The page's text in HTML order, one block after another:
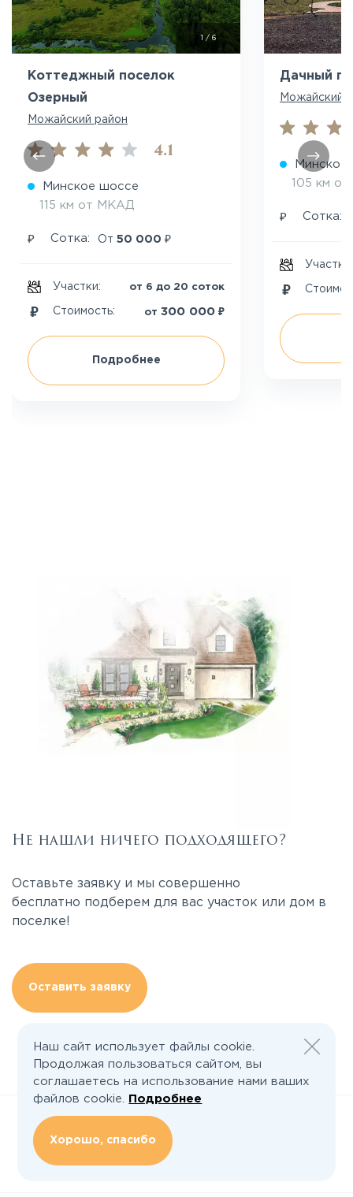
/ 6
Коттеджный поселок
Озерный
Можайский район
4.1
Минское шоссе
115 км от МКАД
₽ Сотка: От 50 000 ₽
Участки: от 6 до 20 соток
Стоимость: от 300 000 ₽
Подробнее
Дачный
Можайский
Минское
105 км
₽ Сотка:
Участки:
Не нашли ничего подходящего?
Оставьте заявку и мы совершенно
бесплатно подберем для вас участок или дом в
поселке!
Оставить заявку
Следите за нами:
Наш сайт использует файлы cookie.
Продолжая пользоваться сайтом, вы
соглашаетесь на использование нами ваших
файлов cookie.
Подробнее
Хорошо, спасибо